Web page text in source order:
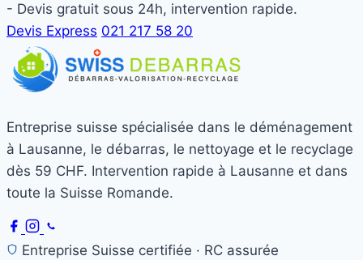
- Devis gratuit sous 24h, intervention rapide.
Devis Express 021 217 58 20
Entreprise suisse spécialisée dans le déménagement
à Lausanne, le débarras, le nettoyage et le recyclage
dès 59 CHF. Intervention rapide à Lausanne et dans
toute la Suisse Romande.
Entreprise Suisse certifiée · RC assurée